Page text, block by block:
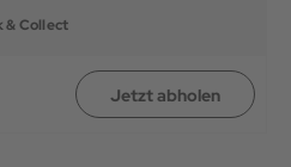
& Collect
Jetzt abholen